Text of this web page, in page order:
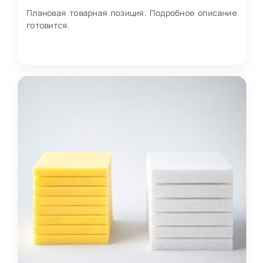
Плановая товарная позиция. Подробное описание
готовится.